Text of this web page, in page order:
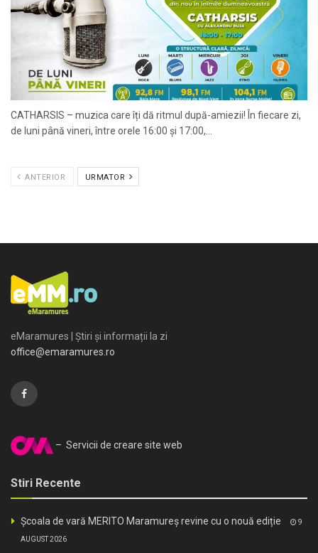
CATHARSIS – muzica care îți dă ritmul după-amiezii! În fiecare zi,
de luni până vineri, între orele 16:00 și 17:00,...
ANTERIOR URMATOR
eMaramures | Știri și informații la zi
office@emaramures.ro
– Servicii de creare site web
Stiri Recente
Școala de vară MERITO Maramureș revine cu o nouă ediție 9
AUGUST 2026